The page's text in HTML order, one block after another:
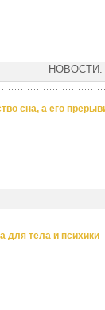
НОВОСТИ.
сна, а его
для тела и психики